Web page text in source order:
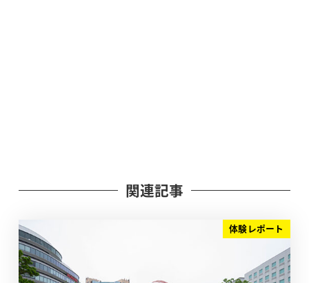
関連記事
体験レポート